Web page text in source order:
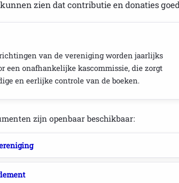
zien dat contributie en donaties
van de vereniging worden jaarlijks
een onafhankelijke kascommissie, die zorgt
en eerlijke controle van de boeken.
zijn openbaar beschikbaar: